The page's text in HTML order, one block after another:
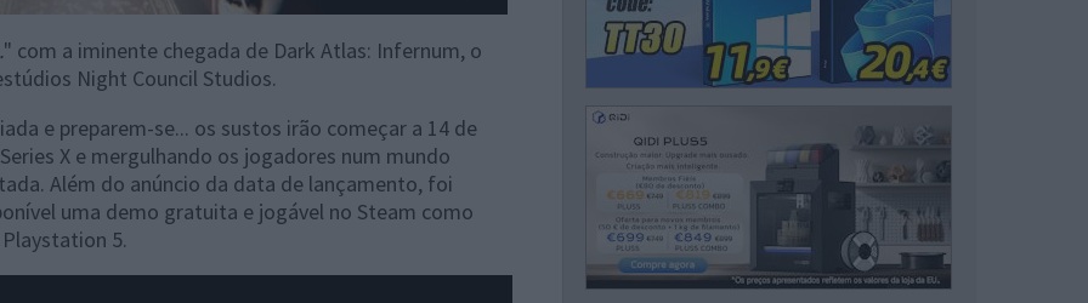
" com a iminente chegada de Dark Atlas: Infernum, o
Night Council Studios.
e preparem-se... os sustos irão começar a 14 de
X e mergulhando os jogadores num mundo
Além do anúncio da data de lançamento, foi
uma demo gratuita e jogável no Steam como
5.